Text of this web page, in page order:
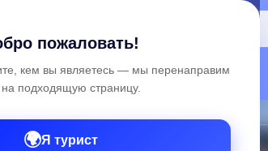
пожаловать!
кем вы являетесь — мы перенаправим
на подходящую страницу.
🌍Я турист